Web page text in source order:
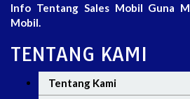
Info Tentang Sales Mobil Guna
Mobil.
TENTANG KAMI
Tentang Kami